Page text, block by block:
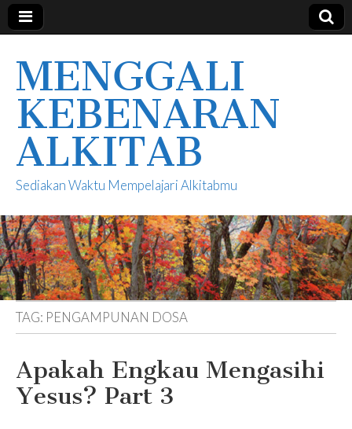
MENGGALI
KEBENARAN
ALKITAB
Sediakan Waktu Mempelajari Alkitabmu
TAG: PENGAMPUNAN DOSA
Apakah Engkau Mengasihi
Yesus? Part 3